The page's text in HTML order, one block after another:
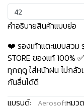
42
คำอธิบายสินค้าแบบย่อ
❤️ รองเท้าแตะแบบสวม
STORE ของแท้ 100%
ทุกฤดู ใส่หน้าฝน ไม่กลัว
กันลื่นได้ดี
แบรนด์:
Aerosoftหมว